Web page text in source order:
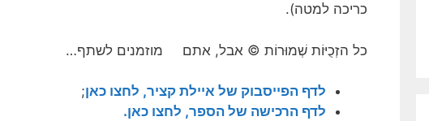
כריכה למטה).
כל הזְכֻיּוֹת שְׁמוּרוֹת © אבל, אתם מוזמנים לשתף…
לדף הפייסבוק של איילת קציר, לחצו כאן;
לדף הרכישה של הספר, לחצו כאן.